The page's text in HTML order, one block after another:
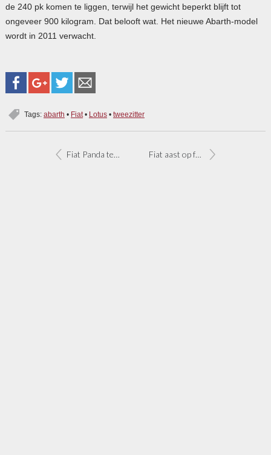
de 240 pk komen te liggen, terwijl het gewicht beperkt blijft tot
ongeveer 900 kilogram. Dat belooft wat. Het nieuwe Abarth-model
wordt in 2011 verwacht.
Tags: abarth • Fiat• Lotus• tweezitter
Fiat Panda teruggeroepen vanwege ABS Fiat aast op fabrieken Bertone